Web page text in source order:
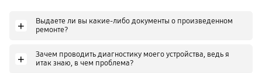
+
Выдаете ли вы какие-либо документы о произведенном
ремонте?
+
Зачем проводить диагностику моего устройства, ведь я
итак знаю, в чем проблема?